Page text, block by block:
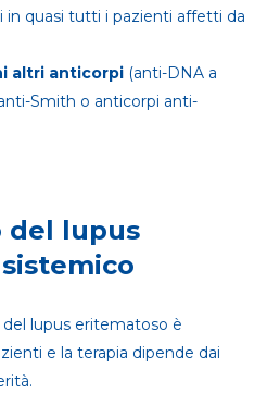
in quasi tutti i pazienti affetti da
altri anticorpi (anti-DNA a
Smith o anticorpi anti-
del lupus
del lupus eritematoso è
e la terapia dipende dai